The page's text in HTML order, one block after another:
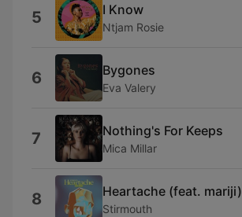
5 I Know
Ntjam Rosie
6 Bygones
Eva Valery
7 Nothing's For Keeps
Mica Millar
8 Heartache (feat. mariji)
Stirmouth